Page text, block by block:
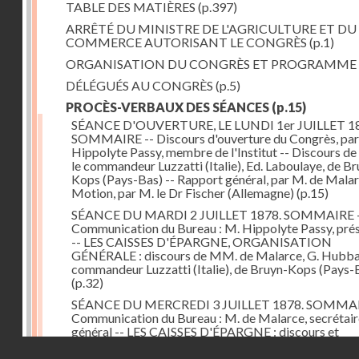
TABLE DES MATIÈRES (p.397)
ARRÊTÉ DU MINISTRE DE L'AGRICULTURE ET DU
COMMERCE AUTORISANT LE CONGRÈS (p.1)
ORGANISATION DU CONGRÈS ET PROGRAMME
DÉLÉGUÉS AU CONGRÈS (p.5)
PROCÈS-VERBAUX DES SÉANCES (p.15)
SÉANCE D'OUVERTURE, LE LUNDI 1er JUILLET
SOMMAIRE -- Discours d'ouverture du Congrès,
Hippolyte Passy, membre de l'Institut -- Discours
le commandeur Luzzatti (Italie), Ed. Laboulaye, de
Kops (Pays-Bas) -- Rapport général, par M. de
Motion, par M. le Dr Fischer (Allemagne) (p.15)
SÉANCE DU MARDI 2 JUILLET 1878. SOMMAIRE
Communication du Bureau : M. Hippolyte Passy,
-- LES CAISSES D'ÉPARGNE, ORGANISATION
GÉNÉRALE : discours de MM. de Malarce, G.
commandeur Luzzatti (Italie), de Bruyn-Kops (Pays-
(p.32)
SÉANCE DU MERCREDI 3 JUILLET 1878.
Communication du Bureau : M. de Malarce,
général -- LES CAISSES D'ÉPARGNE : discours et